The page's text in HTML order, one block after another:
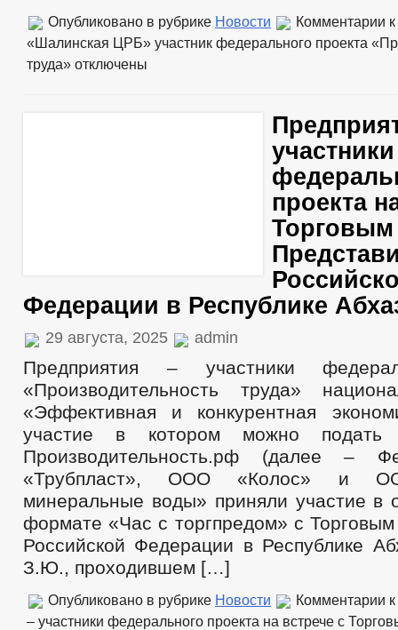
Опубликовано в рубрике Новости Комментарии
«Шалинская ЦРБ» участник федерального проекта
труда» отключены
участники
проекта
Торговым
Федерации в Республике
29 августа, 2025 admin
Предприятия – участники
«Производительность труда»
«Эффективная и конкурентная
участие в котором можно подать
Производительность.рф (далее –
«Трубпласт», ООО «Колос» и
минеральные воды» приняли участие в
формате «Час с торгпредом» с
Российской Федерации в Республике
З.Ю., проходившем […]
Опубликовано в рубрике Новости Комментарии
– участники федерального проекта на встрече с